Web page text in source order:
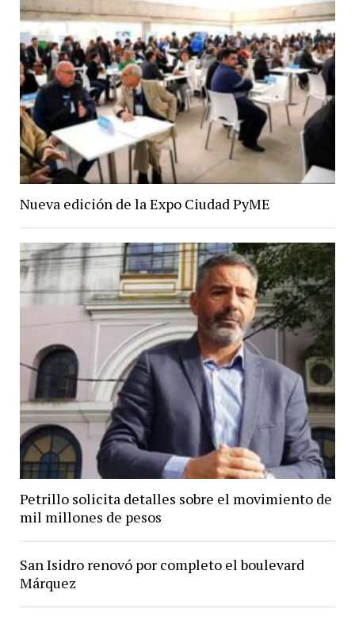
Nueva edición de la Expo Ciudad PyME
Petrillo solicita detalles sobre el movimiento de
mil millones de pesos
San Isidro renovó por completo el boulevard
Márquez